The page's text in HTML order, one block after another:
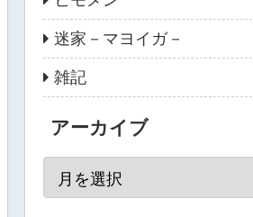
迷家－マヨイガ－
雑記
アーカイブ